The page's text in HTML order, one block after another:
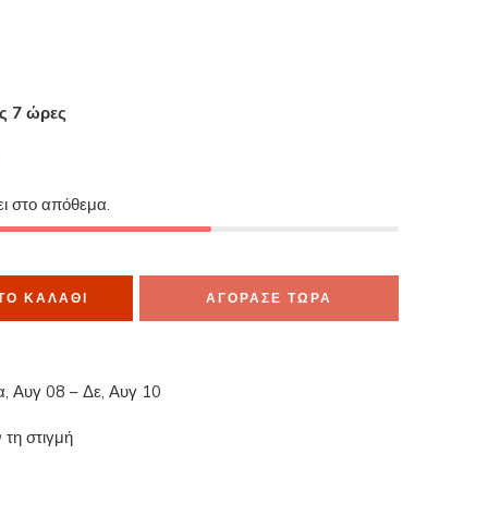
7 ώρες
στο απόθεμα.
ΚΑΛΆΘΙ ΑΓΟΡΑΣΕ ΤΩΡΑ
Αυγ 08 – Δε, Αυγ 10
στιγμή